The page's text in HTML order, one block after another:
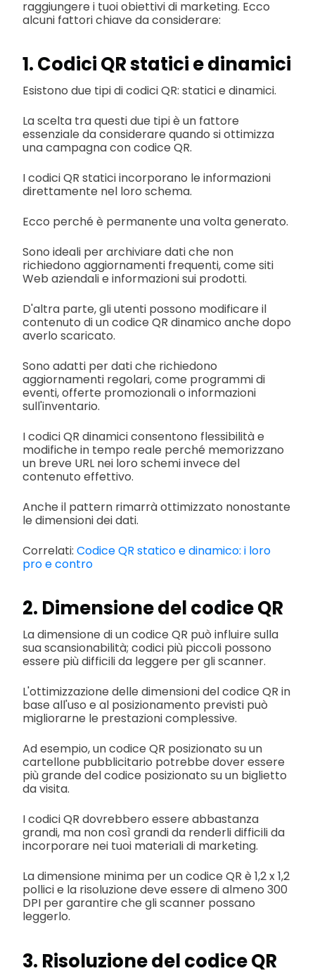
raggiungere i tuoi obiettivi di marketing. Ecco
alcuni fattori chiave da considerare:
1. Codici QR statici e dinamici
Esistono due tipi di codici QR: statici e dinamici.
La scelta tra questi due tipi è un fattore
essenziale da considerare quando si ottimizza
una campagna con codice QR.
I codici QR statici incorporano le informazioni
direttamente nel loro schema.
Ecco perché è permanente una volta generato.
Sono ideali per archiviare dati che non
richiedono aggiornamenti frequenti, come siti
Web aziendali e informazioni sui prodotti.
D'altra parte, gli utenti possono modificare il
contenuto di un codice QR dinamico anche dopo
averlo scaricato.
Sono adatti per dati che richiedono
aggiornamenti regolari, come programmi di
eventi, offerte promozionali o informazioni
sull'inventario.
I codici QR dinamici consentono flessibilità e
modifiche in tempo reale perché memorizzano
un breve URL nei loro schemi invece del
contenuto effettivo.
Anche il pattern rimarrà ottimizzato nonostante
le dimensioni dei dati.
Correlati: Codice QR statico e dinamico: i loro
pro e contro
2. Dimensione del codice QR
La dimensione di un codice QR può influire sulla
sua scansionabilità; codici più piccoli possono
essere più difficili da leggere per gli scanner.
L'ottimizzazione delle dimensioni del codice QR in
base all'uso e al posizionamento previsti può
migliorarne le prestazioni complessive.
Ad esempio, un codice QR posizionato su un
cartellone pubblicitario potrebbe dover essere
più grande del codice posizionato su un biglietto
da visita.
I codici QR dovrebbero essere abbastanza
grandi, ma non così grandi da renderli difficili da
incorporare nei tuoi materiali di marketing.
La dimensione minima per un codice QR è 1,2 x 1,2
pollici e la risoluzione deve essere di almeno 300
DPI per garantire che gli scanner possano
leggerlo.
3. Risoluzione del codice QR